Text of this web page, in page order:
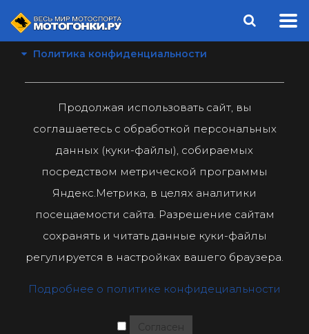
Политика конфиденциальности
Продолжая использовать сайт, вы
соглашаетесь с обработкой персональных
данных (куки-файлы), собираемых
посредством метрической программы
Яндекс.Метрика, в целях аналитики
посещаемости сайта. Разрешение сайтам
сохранять и читать данные куки-файлы
регулируется в настройках вашего браузера.
Подробнее о политике конфидециальности
Согласен